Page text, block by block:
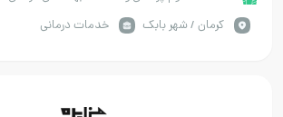
كرمان / شهر بابک
خدمات درمانی